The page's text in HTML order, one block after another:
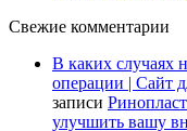
Свежие комментарии
В каких случаях
операции | Сайт
записи
улучшить вашу